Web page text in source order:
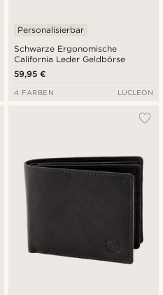
Schwarze Ergonomische
California Leder Geldbörse
Personalisierbar
59,95 €
4 FARBEN LUCLEON